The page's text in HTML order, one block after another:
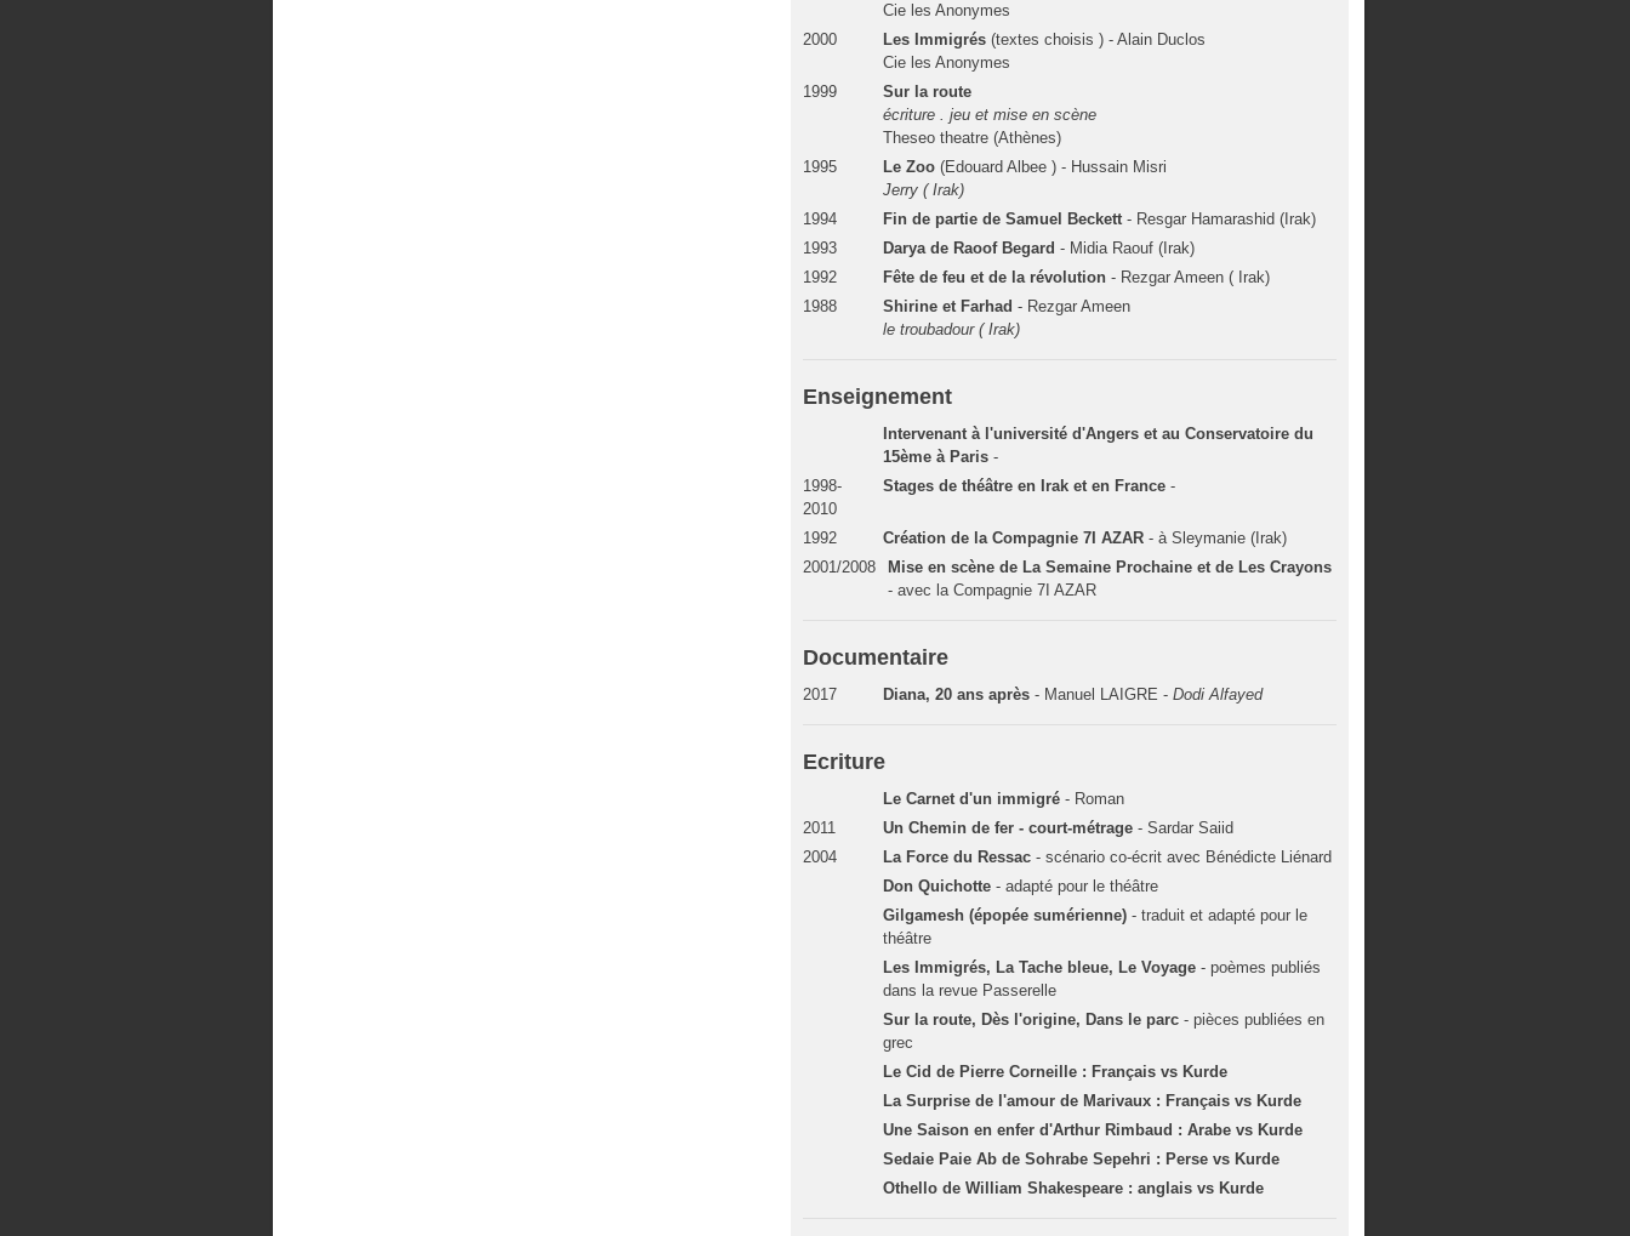
Cie les Anonymes
2000
Les Immigrés(textes choisis ) - Alain Duclos
Cie les Anonymes
1999
Sur la route
écriture . jeu et mise en scène
Theseo theatre (Athènes)
1995
Le Zoo(Edouard Albee ) - Hussain Misri
Jerry ( Irak)
1994
Fin de partie de Samuel Beckett- Resgar Hamarashid (Irak)
1993
Darya de Raoof Begard- Midia Raouf (Irak)
1992
Fête de feu et de la révolution- Rezgar Ameen ( Irak)
1988
Shirine et Farhad- Rezgar Ameen
le troubadour ( Irak)
Enseignement
Intervenant à l'université d'Angers et au Conservatoire du
15ème à Paris -
1998-
2010
Stages de théâtre en Irak et en France -
1992 Création de la Compagnie 7I AZAR- à Sleymanie (Irak)
2001/2008
Mise en scène de La Semaine Prochaine et de Les Crayons
- avec la Compagnie 7I AZAR
Documentaire
2017 Diana, 20 ans après - Manuel LAIGRE -Dodi Alfayed
Ecriture
Le Carnet d'un immigré- Roman
2011
Un Chemin de fer - court-métrage - Sardar Saiid
2004
La Force du Ressac- scénario co-écrit avec Bénédicte Liénard
Don Quichotte- adapté pour le théâtre
Gilgamesh (épopée sumérienne) - traduit et adapté pour le
théâtre
Les Immigrés, La Tache bleue, Le Voyage - poèmes publiés
dans la revue Passerelle
Sur la route, Dès l'origine, Dans le parc - pièces publiées en
grec
Le Cid de Pierre Corneille : Français vs Kurde
La Surprise de l'amour de Marivaux : Français vs Kurde
Une Saison en enfer d'Arthur Rimbaud : Arabe vs Kurde
Sedaie Paie Ab de Sohrabe Sepehri : Perse vs Kurde
Othello de William Shakespeare : anglais vs Kurde